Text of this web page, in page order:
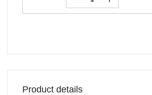
Product details